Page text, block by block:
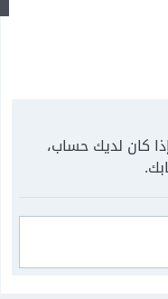
كان لديك حساب،